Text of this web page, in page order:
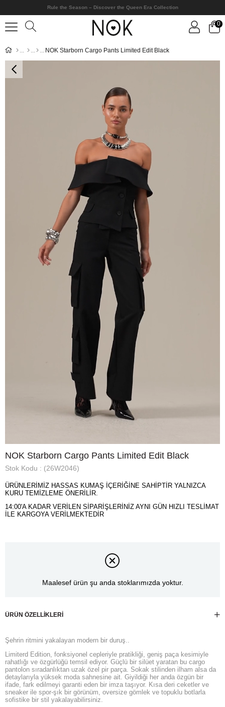
Rule the Season – Discover the Queen Era Collection
0
NOK Starborn Cargo Pants Limited Edit Black
NOK Starborn Cargo Pants Limited Edit Black
Stok Kodu (26W2046)
ÜRÜNLERİMİZ HASSAS KUMAŞ İÇERİĞİNE SAHİPTİR YALNIZCA
KURU TEMİZLEME ÖNERİLİR.
14:00'A KADAR VERİLEN SİPARİŞLERİNİZ AYNI GÜN HIZLI TESLİMAT
İLE KARGOYA VERİLMEKTEDİR
Maalesef ürün şu anda stoklarımızda yoktur.
ÜRÜN ÖZELLIKLERI
Şehrin ritmini yakalayan modern bir duruş..
Limiterd Edition, fonksiyonel cepleriyle pratikliği, geniş paça kesimiyle
rahatlığı ve özgürlüğü temsil ediyor. Güçlü bir silüet yaratan bu cargo
pantolon sıradanlıktan uzak özel pir parça. Sokak stilinden ilham alsa da
detaylarıyla yüksek moda sahnesine ait. Giyildiği her anda özgün bir
ifade, fark edilmeyi garanti eden bir imza taşıyor. Kısa deri ceketler ve
sneaker ile spor-şık bir görünüm, oversize gömlek ve topuklu botlarla
sofistike bir stil yakalayabilirsiniz.